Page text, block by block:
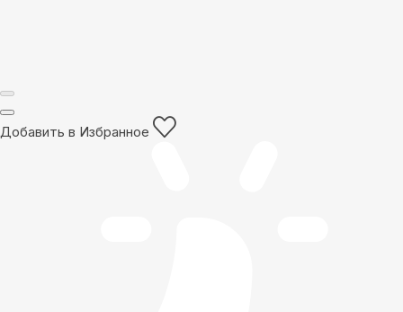
Добавить в Избранное